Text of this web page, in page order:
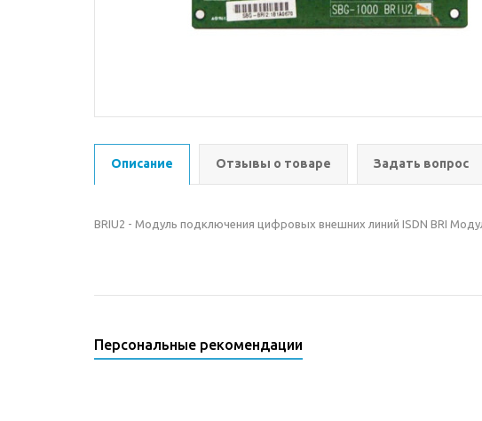
Описание Отзывы о товаре Задать вопрос
BRIU2 - Модуль подключения цифровых внешних линий ISDN BRI
Персональные рекомендации